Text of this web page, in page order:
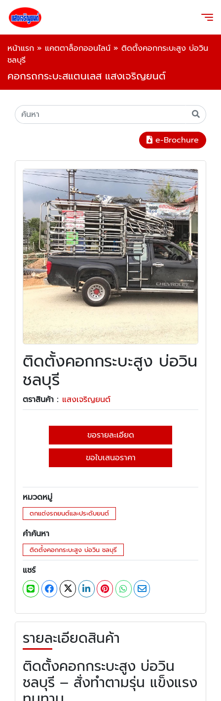
หน้าแรก » แคตตาล็อกออนไลน์ » ติดตั้งคอกกระบะสูง บ่อวิน
ชลบุรี
คอกรถกระบะสแตนเลส แสงเจริญยนต์
e-Brochure
ติดตั้งคอกกระบะสูง บ่อวิน
ชลบุรี
ตราสินค้า : แสงเจริญยนต์
ขอรายละเอียด
ขอใบเสนอราคา
หมวดหมู่
ตกแต่งรถยนต์และประดับยนต์
คำค้นหา
ติดตั้งคอกกระบะสูง บ่อวิน ชลบุรี
แชร์
รายละเอียดสินค้า
ติดตั้งคอกกระบะสูง บ่อวิน
ชลบุรี – สั่งทำตามรุ่น แข็งแรง